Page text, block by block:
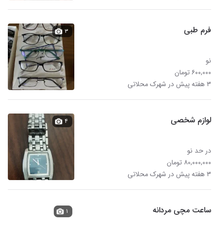
فرم طبی
نو
۶۰۰,۰۰۰ تومان
۳ هفته پیش در شهرک محلاتی
۳
لوازم شخصی
در حد نو
۸۰,۰۰۰,۰۰۰ تومان
۳ هفته پیش در شهرک محلاتی
۴
ساعت مچی مردانه ۱